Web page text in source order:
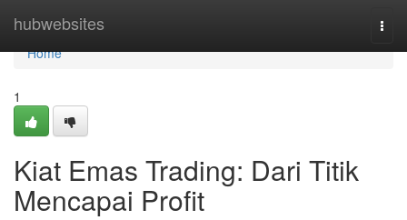
hubwebsites
Home
Home
1
Kiat Emas Trading: Dari Titik
Mencapai Profit